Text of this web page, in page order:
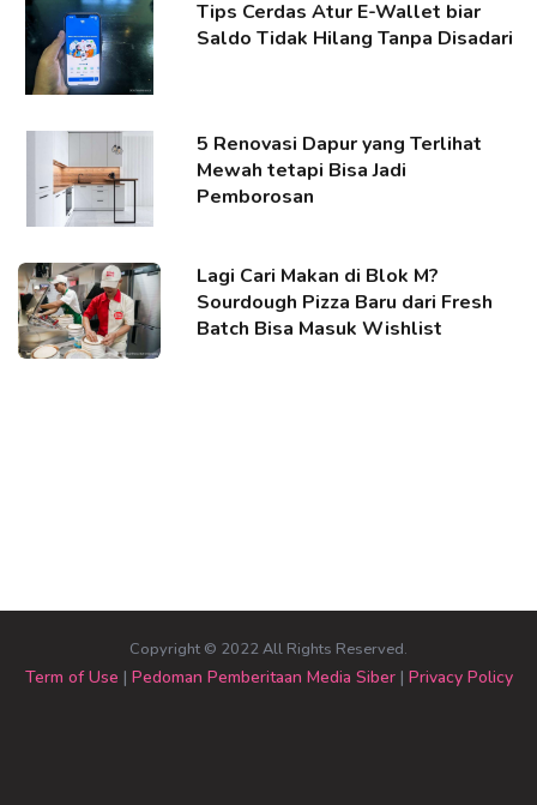
Tips Cerdas Atur E-Wallet biar
Saldo Tidak Hilang Tanpa Disadari
5 Renovasi Dapur yang Terlihat
Mewah tetapi Bisa Jadi
Pemborosan
Lagi Cari Makan di Blok M?
Sourdough Pizza Baru dari Fresh
Batch Bisa Masuk Wishlist
Copyright © 2022 All Rights Reserved.
Term of Use | Pedoman Pemberitaan Media Siber| Privacy Policy